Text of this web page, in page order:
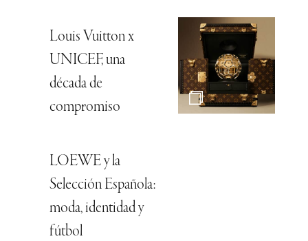
Louis Vuitton x
UNICEF, una
década de
compromiso
LOEWE y la
Selección Española:
moda, identidad y
fútbol